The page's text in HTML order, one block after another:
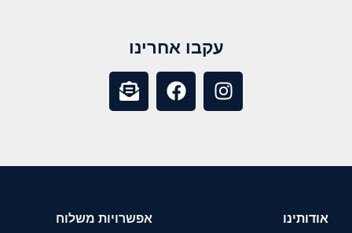
עקבו אחרינו
אודותינו
אפשרויות משלוח